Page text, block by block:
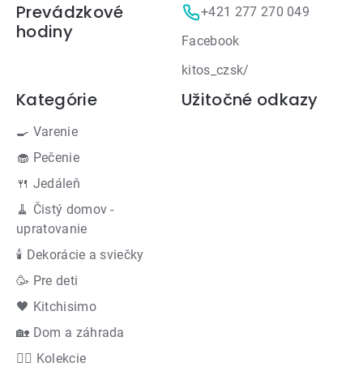
Prevádzkové
hodiny
+421 277 270 049
Facebook
kitos_czsk/
Kategórie
🍳 Varenie
🧁 Pečenie
🍴 Jedáleň
🧹 Čistý domov -
upratovanie
🕯 Dekorácie a sviečky
🥳 Pre deti
🖤 Kitchisimo
🏡 Dom a záhrada
👍🏻 Kolekcie
Užitočné odkazy